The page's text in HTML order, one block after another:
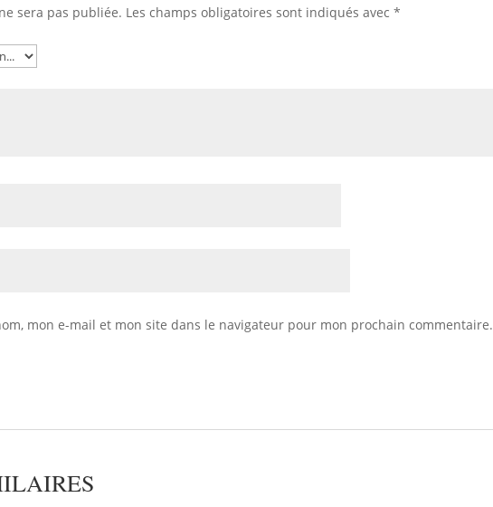
sera pas publiée. Les champs obligatoires sont indiqués avec*
mon e-mail et mon site dans le navigateur pour mon prochain commentaire.